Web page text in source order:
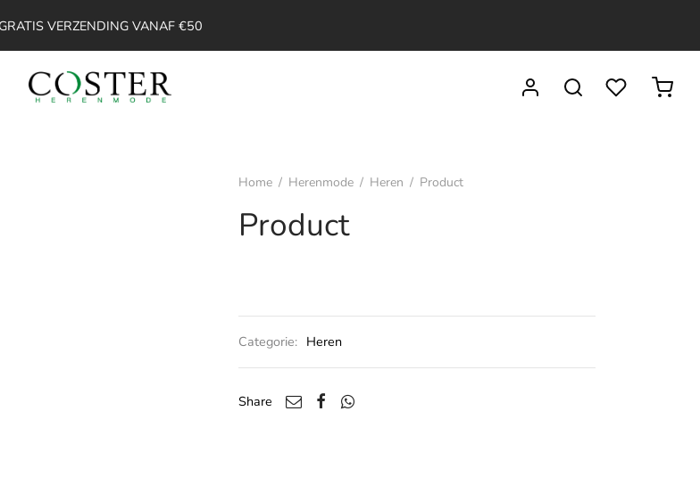
GRATIS VERZENDING VANAF €50
Home / Herenmode / Heren / Product
Product
Categorie: Heren
Share